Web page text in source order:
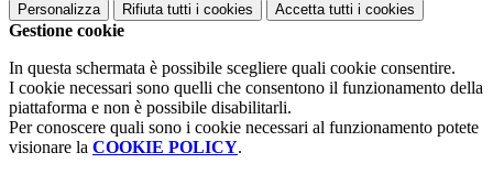
Personalizza Rifiuta tutti i cookies Accetta tutti i cookies
Gestione cookie
In questa schermata è possibile scegliere quali cookie consentire.
I cookie necessari sono quelli che consentono il funzionamento della
piattaforma e non è possibile disabilitarli.
Per conoscere quali sono i cookie necessari al funzionamento potete
visionare la COOKIE POLICY.